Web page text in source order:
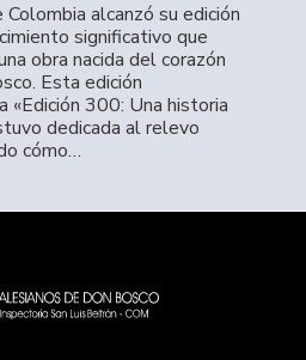
alcanzó su edición
significativo que
obra nacida del corazón
Esta edición
«Edición 300: Una historia
dedicada al relevo
cómo…